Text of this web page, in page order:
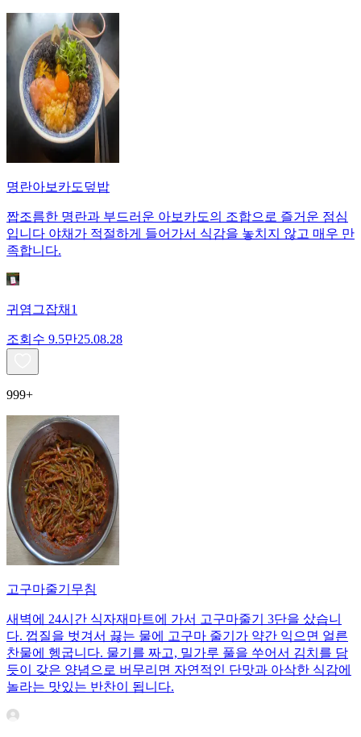
명란아보카도덮밥
짭조름한 명란과 부드러운 아보카도의 조합으로 즐거운 점심
입니다 야채가 적절하게 들어가서 식감을 놓치지 않고 매우 만
족합니다.
귀염그잡채1
조회수 9.5만25.08.28
999+
고구마줄기무침
새벽에 24시간 식자재마트에 가서 고구마줄기 3단을 샀습니
다. 껍질을 벗겨서 끓는 물에 고구마 줄기가 약간 익으면 얼른
찬물에 헹굽니다. 물기를 짜고, 밀가루 풀을 쑤어서 김치를 담
듯이 갖은 양념으로 버무리면 자연적인 단맛과 아삭한 식감에
놀라는 맛있는 반찬이 됩니다.